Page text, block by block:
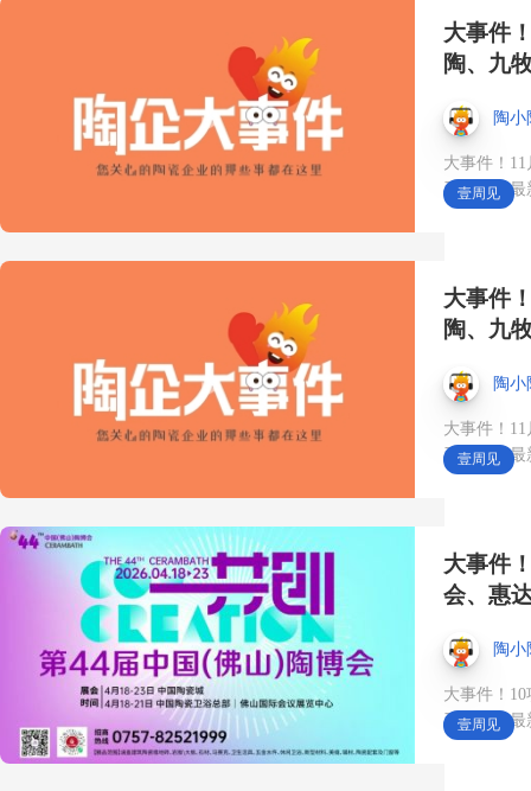
建材等建材需求正结构性
快速增长❗10月20日✨来第
45届中国（佛山）陶博会--
场对接真实采购需求🔥 #
第45届佛山陶博会#RCEP#
中亚#需求#展会时间10月
18-23日
10月18日，来第45届中国
（佛山）陶博会·中国陶瓷
卫浴总部展馆👉 集合店优
选产品馆2.0——120+品牌
·1600+款产品·集合店一站
式选品平台❗️ 高效匹配经销
大事件
陶、九
陶小
大事件！
卫企业有最
壹周见
大事件
陶、九
陶小
大事件！
卫企业有最
壹周见
大事件
会、惠
陶小
大事件！
卫企业有最
壹周见